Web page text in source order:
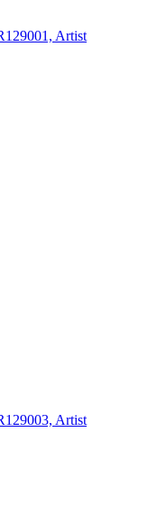
Artist
Artist